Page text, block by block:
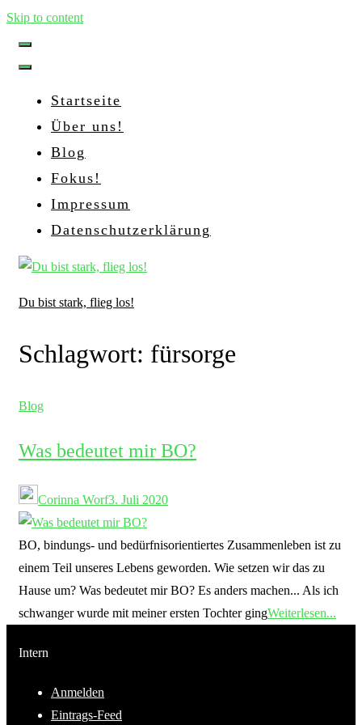
Skip to content
Startseite
Über uns!
Blog
Fokus!
Impressum
Datenschutzerklärung
Du bist stark, flieg los!
Schlagwort: fürsorge
Blog
Was bedeutet mir BO?
Corinna Worf3. Juli 2020
BO, bindungs- und bedürfnisorientiertes Zusammenleben ist zu
einem Teil unseres Lebens geworden. Wie setzen wir das zu
Hause um? Was bedeutet mir BO? Es anders machen... Als ich
schwanger wurde mit meiner ersten Tochter gingWeiterlesen...
Intern
Anmelden
Eintrags-Feed